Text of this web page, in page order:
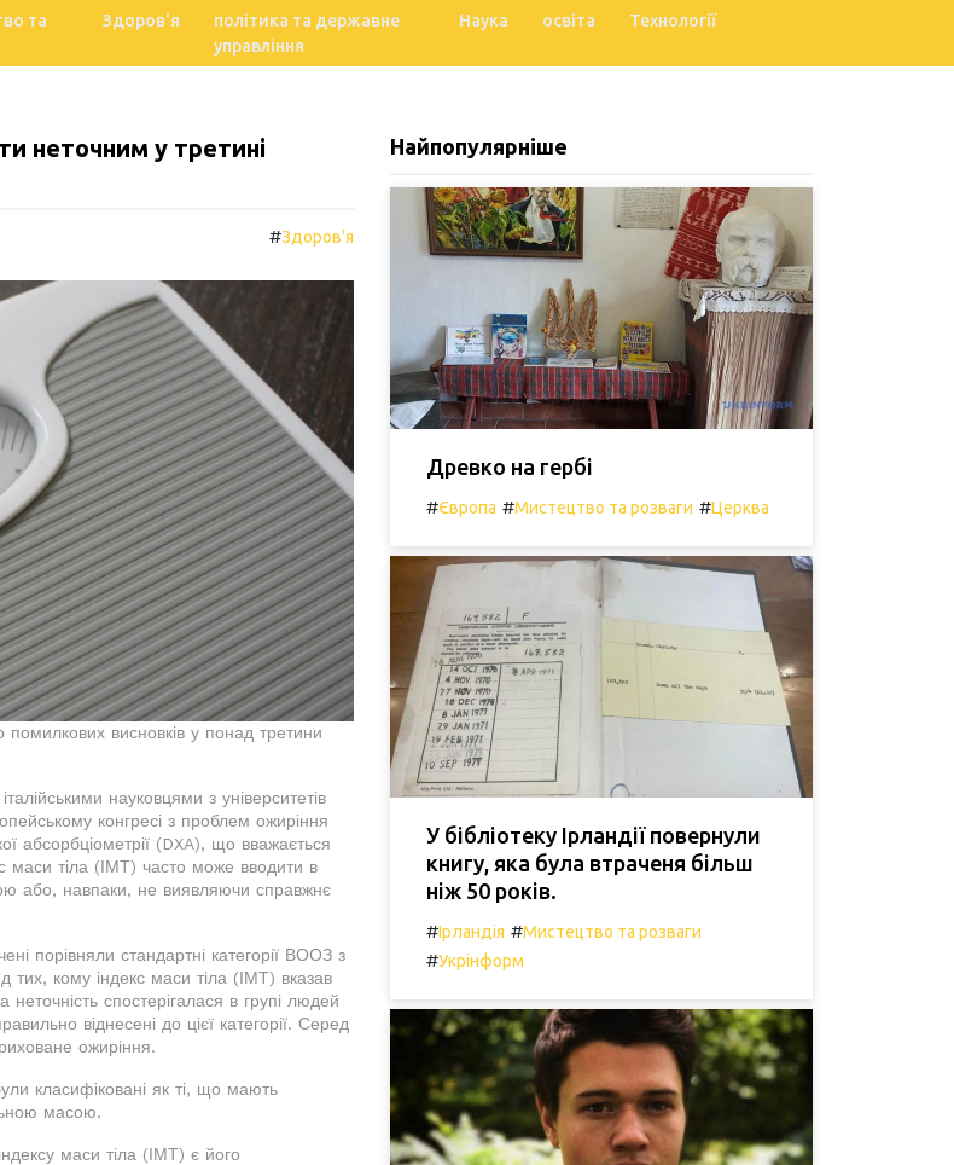
та
Здоров'я
політика та державне
управління
Наука освіта Технології
неточним у третині
#Здоров'я
висновків у понад третини
науковцями з університетів
конгресі з проблем ожиріння
абсорбціометрії (DXA), що вважається
маси тіла (ІМТ) часто може вводити в
або, навпаки, не виявляючи справжнє
порівняли стандартні категорії ВООЗ з
кому індекс маси тіла (ІМТ) вказав
спостерігалася в групі людей
віднесені до цієї категорії. Серед
ожиріння.
класифіковані як ті, що мають
масою.
маси тіла (ІМТ) є його
Найпопулярніше
Древко на гербі
#Європа #Мистецтво та розваги #Церква
У бібліотеку Ірландії повернули
книгу, яка була втраченя більш
ніж 50 років.
#Ірландія #Мистецтво та розваги
#Укрінформ